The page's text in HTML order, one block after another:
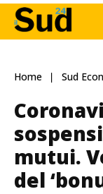
Home Sud
mutui.
del